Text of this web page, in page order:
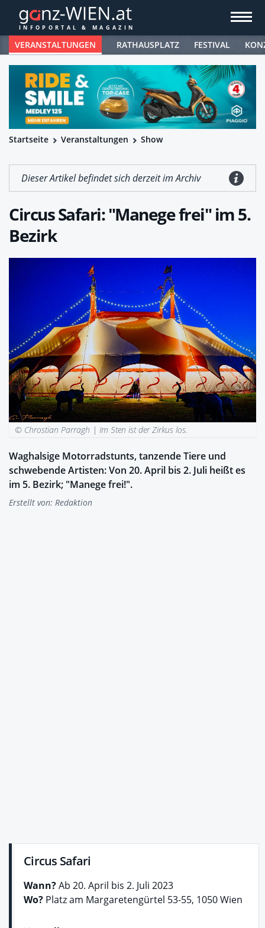
VERANSTALTUNGEN RATHAUSPLATZ FESTIVAL
Startseite Veranstaltungen Show
Dieser Artikel befindet sich derzeit im Archiv
Circus Safari: "Manege frei" im 5.
Bezirk
© Chrostian Parragh | Im 5ten ist der Zirkus los.
Waghalsige Motorradstunts, tanzende Tiere und
schwebende Artisten: Von 20. April bis 2. Juli heißt es
im 5. Bezirk; "Manege frei!".
Erstellt von: Redaktion
Circus Safari
Wann?Ab 20. April bis 2. Juli 2023
Wo? Platz am Margaretengürtel 53-55, 1050 Wien